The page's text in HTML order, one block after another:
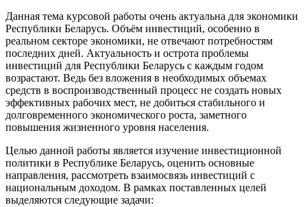
Данная тема курсовой работы очень актуальна для экономики
Республики Беларусь. Объём инвестиций, особенно в
реальном секторе экономики, не отвечают потребностям
последних дней. Актуальность и острота проблемы
инвестиций для Республики Беларусь с каждым годом
возрастают. Ведь без вложения в необходимых объемах
средств в воспроизводственный процесс не создать новых
эффективных рабочих мест, не добиться стабильного и
долговременного экономического роста, заметного
повышения жизненного уровня населения.
Целью данной работы является изучение инвестиционной
политики в Республике Беларусь, оценить основные
направления, рассмотреть взаимосвязь инвестиций с
национальным доходом. В рамках поставленных целей
выделяются следующие задачи: